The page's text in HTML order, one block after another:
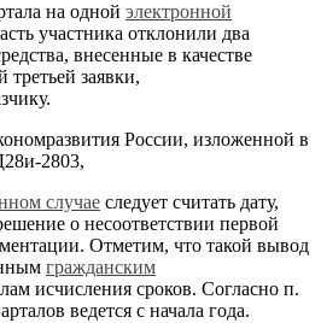
на одной электронной
участника отклонили два
внесенные в качестве
третьей заявки,
России, изложенной в
2803,
случае следует считать дату,
о несоответствии первой
Отметим, что такой вывод
гражданским
исчисления сроков. Согласно п.
ведется с начала года.